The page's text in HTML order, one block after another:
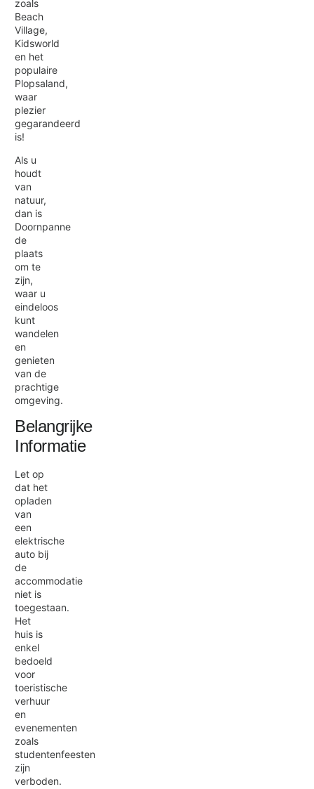
zoals
Beach
Village,
Kidsworld
en het
populaire
Plopsaland,
waar
plezier
gegarandeerd
is!
Als u
houdt
van
natuur,
dan is
Doornpanne
de
plaats
om te
zijn,
waar u
eindeloos
kunt
wandelen
en
genieten
van de
prachtige
omgeving.
Belangrijke
Informatie
Let op
dat het
opladen
van
een
elektrische
auto bij
de
accommodatie
niet is
toegestaan.
Het
huis is
enkel
bedoeld
voor
toeristische
verhuur
en
evenementen
zoals
studentenfeesten
zijn
verboden.